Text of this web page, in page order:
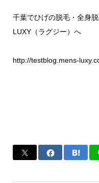
千葉でひげの脱毛・全身
LUXY（ラグジー）へ
http://testblog.mens-